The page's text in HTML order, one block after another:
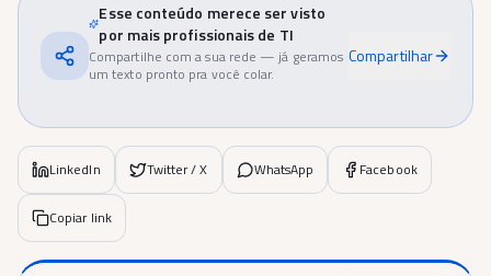
Esse conteúdo merece ser visto
por mais profissionais de TI
Compartilhe com a sua rede — já geramos
um texto pronto pra você colar.
Compartilhar
LinkedIn Twitter / X WhatsApp Facebook
Copiar link